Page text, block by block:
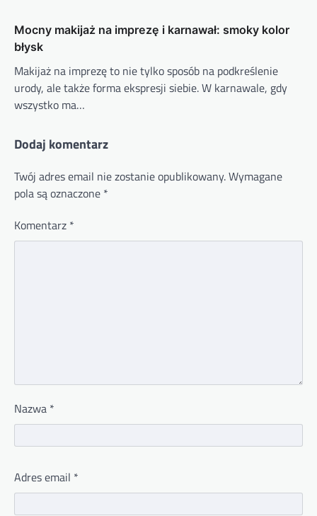
Mocny makijaż na imprezę i karnawał: smoky kolor
błysk
Makijaż na imprezę to nie tylko sposób na podkreślenie
urody, ale także forma ekspresji siebie. W karnawale, gdy
wszystko ma…
Dodaj komentarz
Twój adres email nie zostanie opublikowany.Wymagane
pola są oznaczone *
Komentarz *
Nazwa *
Adres email *